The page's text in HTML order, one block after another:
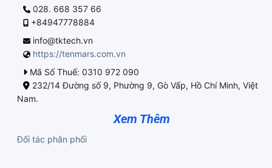
028. 668 357 66
+84947778884
info@tktech.vn
https://tenmars.com.vn
Mã Số Thuế: 0310 972 090
232/14 Đường số 9, Phường 9, Gò Vấp, Hồ Chí Minh, Việt
Nam.
Xem Thêm
Đối tác phân phối